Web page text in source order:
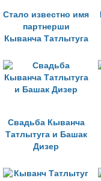
Стало известно имя
партнерши
Кыванча Татлытуга
Свадьба Кыванча
Татлытуга и Башак
Дизер